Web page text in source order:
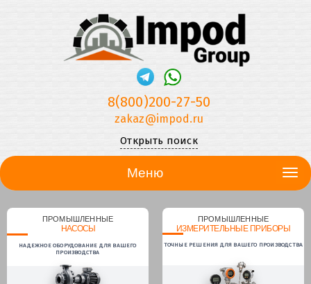
8(800)200-27-50
zakaz@impod.ru
Открыть поиск
Меню
ПРОМЫШЛЕННЫЕ
НАСОСЫ
НАДЕЖНОЕ ОБОРУДОВАНИЕ ДЛЯ ВАШЕГО
ПРОИЗВОДСТВА
ПРОМЫШЛЕННЫЕ
ИЗМЕРИТЕЛЬНЫЕ ПРИБОРЫ
ТОЧНЫЕ РЕШЕНИЯ ДЛЯ ВАШЕГО ПРОИЗВОДСТВА